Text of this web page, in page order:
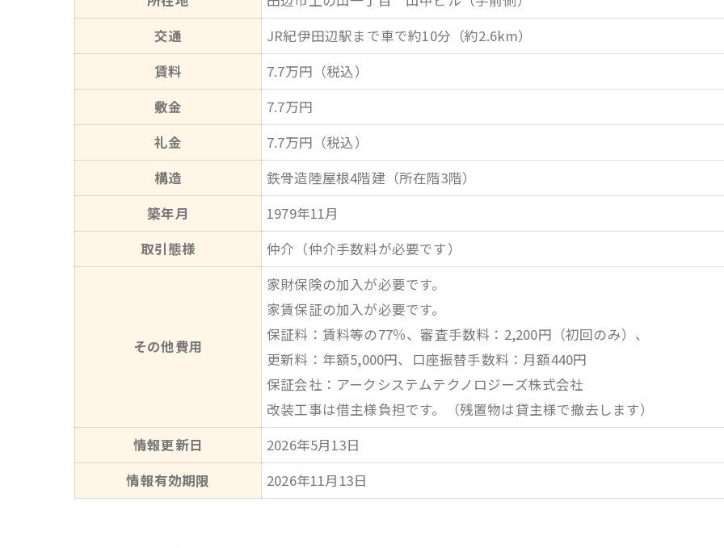
交通
JR紀伊田辺駅まで車で約10分（約2.6km）
賃料
7.7万円（税込）
敷金
7.7万円
礼金
7.7万円（税込）
構造
鉄骨造陸屋根4階建（所在階3階）
築年月
1979年11月
取引態様
仲介（仲介手数料が必要です）
その他費用
家財保険の加入が必要です。
家賃保証の加入が必要です。
保証料：賃料等の77％、審査手数料：2,200円（初回のみ）、
更新料：年額5,000円、口座振替手数料：月額440円
保証会社：アークシステムテクノロジーズ株式会社
改装工事は借主様負担です。（残置物は貸主様で撤去します）
情報更新日
2026年5月13日
情報有効期限
2026年11月13日